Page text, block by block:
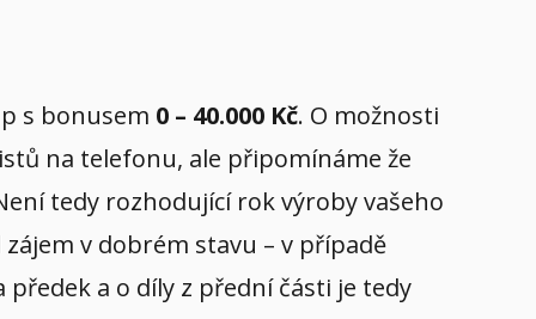
s bonusem 0 – 40.000 Kč. O možnosti
na telefonu, ale připomínáme že
tedy rozhodující rok výroby vašeho
v dobrém stavu – v případě
a o díly z přední části je tedy